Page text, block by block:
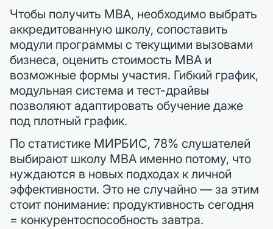
Чтобы получить MBA, необходимо выбрать
аккредитованную школу, сопоставить
модули программы с текущими вызовами
бизнеса, оценить стоимость MBA и
возможные формы участия. Гибкий график,
модульная система и тест-драйвы
позволяют адаптировать обучение даже
под плотный график.
По статистике МИРБИС, 78% слушателей
выбирают школу MBA именно потому, что
нуждаются в новых подходах к личной
эффективности. Это не случайно — за этим
стоит понимание: продуктивность сегодня
= конкурентоспособность завтра.